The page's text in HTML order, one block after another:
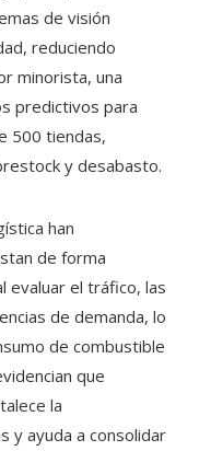
de visión
reduciendo
minorista, una
predictivos para
500 tiendas,
y desabasto.
han
de forma
evaluar el tráfico, las
de demanda, lo
de combustible
que
la
y ayuda a consolidar